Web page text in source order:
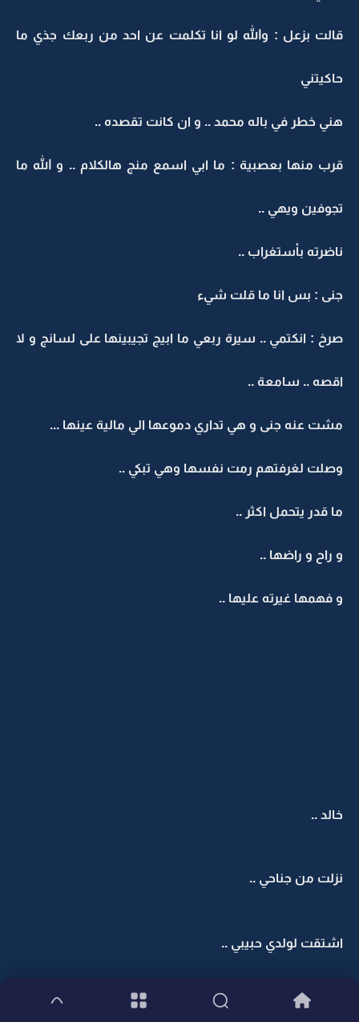
قالت بزعل : والله لو انا تكلمت عن احد من ربعك جذي ما
حاكيتني
هني خطر في باله محمد .. و ان كانت تقصده ..
قرب منها بعصبية : ما ابي اسمع منج هالكلام .. و الله ما
تجوفين ويهي ..
ناضرته بأستغراب ..
جنى : بس انا ما قلت شيء
صرخ : انكتمي .. سيرة ربعي ما ابيج تجيبينها على لسانج و لا
اقصه .. سامعة ..
مشت عنه جنى و هي تداري دموعها الي مالية عينها ...
وصلت لغرفتهم رمت نفسها وهي تبكي ..
ما قدر يتحمل اكثر ..
و راح و راضها ..
و فهمها غيرته عليها ..
خالد ..
نزلت من جناحي ..
اشتقت لولدي حبيبي ..